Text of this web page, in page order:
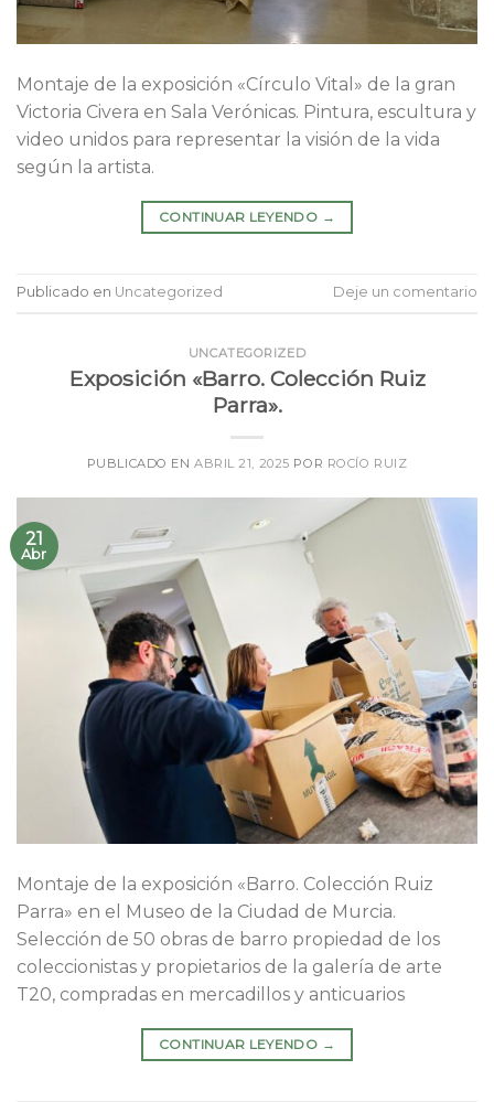
Montaje de la exposición «Círculo Vital» de la gran
Victoria Civera en Sala Verónicas. Pintura, escultura y
video unidos para representar la visión de la vida
según la artista.
CONTINUAR LEYENDO →
Publicado en Uncategorized Deje un comentario
UNCATEGORIZED
Exposición «Barro. Colección Ruiz
Parra».
PUBLICADO EN ABRIL 21, 2025 POR ROCÍO RUIZ
21
Abr
Montaje de la exposición «Barro. Colección Ruiz
Parra» en el Museo de la Ciudad de Murcia.
Selección de 50 obras de barro propiedad de los
coleccionistas y propietarios de la galería de arte
T20, compradas en mercadillos y anticuarios
CONTINUAR LEYENDO →